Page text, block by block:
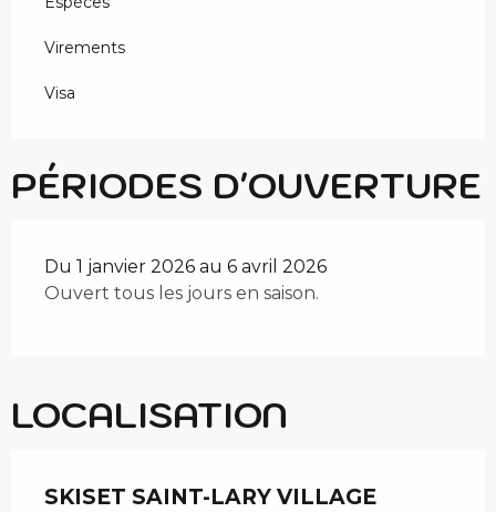
Virements
Visa
PÉRIODES D'OUVERTURE
Du 1 janvier 2026 au 6 avril 2026
Ouvert tous les jours en saison.
LOCALISATION
SKISET SAINT-LARY VILLAGE